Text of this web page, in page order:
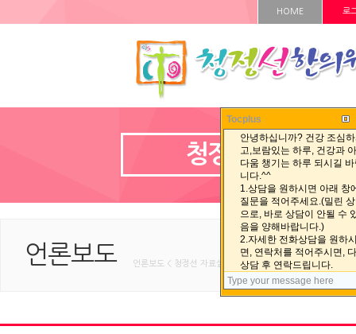
HOME 로
청정선 자료실
언론보도 언론보도 < 청정선 자료실 < HOME
Tocplus